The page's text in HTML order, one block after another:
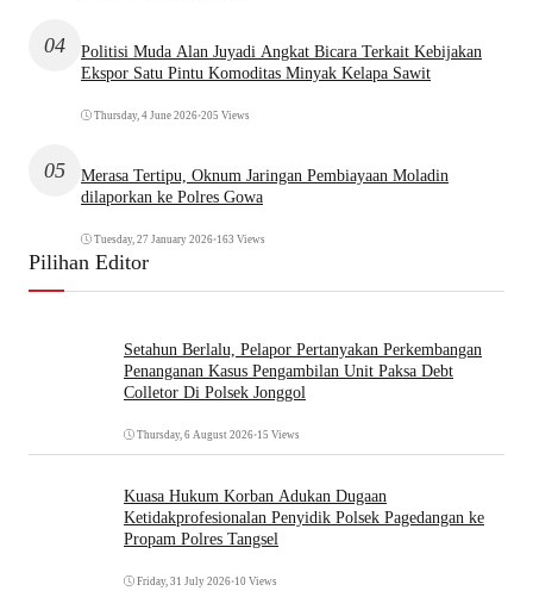
04
Politisi Muda Alan Juyadi Angkat Bicara Terkait Kebijakan
Ekspor Satu Pintu Komoditas Minyak Kelapa Sawit
Thursday, 4 June 2026•205 Views
05
Merasa Tertipu, Oknum Jaringan Pembiayaan Moladin
dilaporkan ke Polres Gowa
Tuesday, 27 January 2026•163 Views
Pilihan Editor
Setahun Berlalu, Pelapor Pertanyakan Perkembangan
Penanganan Kasus Pengambilan Unit Paksa Debt
Colletor Di Polsek Jonggol
Thursday, 6 August 2026•15 Views
Kuasa Hukum Korban Adukan Dugaan
Ketidakprofesionalan Penyidik Polsek Pagedangan ke
Propam Polres Tangsel
Friday, 31 July 2026•10 Views